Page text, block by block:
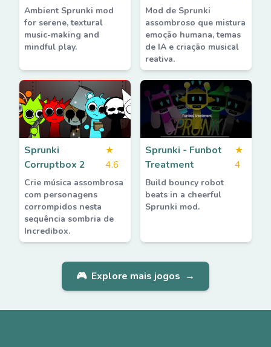
Ambient Sprunki mod
for serene, textural
music-making and
mindful play.
Mod de Sprunki
assombroso que mistura
emoção humana, temas
de IA e criação musical
reativa.
Sprunki
Corruptbox 2
★
4.6
Crie música assombrosa
com personagens
corrompidos nesta
sequência sombria de
Incredibox.
Sprunki - Funbot
Treatment
★
4
Build bouncy robot
beats in a cheerful
Sprunki mod.
🎮 Explore mais jogos →